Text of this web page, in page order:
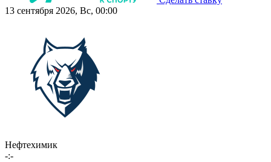
13 сентября 2026, Вс, 00:00
Нефтехимик
-:-